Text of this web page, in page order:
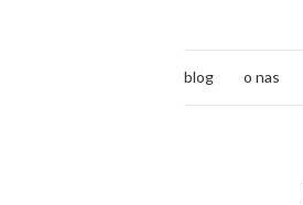
blog o nas